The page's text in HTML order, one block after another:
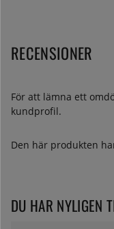
RECENSIONER
För att lämna ett
kundprofil.
Den här produkten
DU HAR NYLIGEN